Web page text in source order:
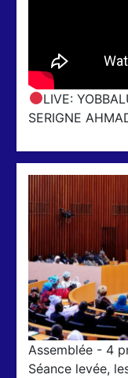
LIVE:
SERIGNE
Assemblée - 4
Séance levée,